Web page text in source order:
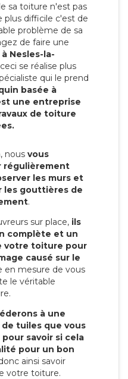
sa toiture n'est pas
plus difficile c'est de
problème de sa
de faire une
Nesles-la-
se réalise plus
qui le prend
basée à
une entreprise
de toiture
nous vous
régulièrement
les murs et
les gouttières de
.
sur place, ils
complète et un
votre toiture pour
causé sur le
en mesure de vous
le véritable
à une
tuiles que vous
savoir si cela
pour un bon
ainsi savoir
votre toiture.